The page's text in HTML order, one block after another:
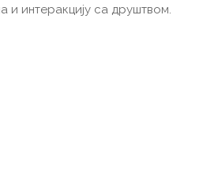
и интеракцију са друштвом.